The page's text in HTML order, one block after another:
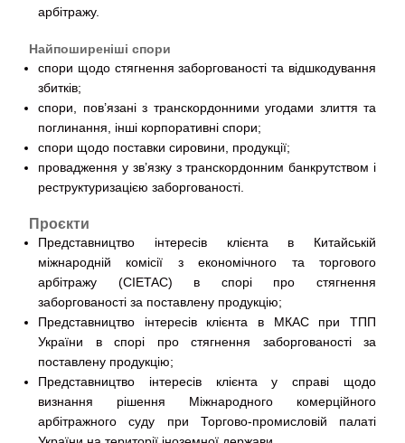
арбітражу.
Найпоширеніші спори
спори щодо стягнення заборгованості та відшкодування
збитків;
спори, пов’язані з транскордонними угодами злиття та
поглинання, інші корпоративні спори;
спори щодо поставки сировини, продукції;
провадження у зв’язку з транскордонним банкрутством і
реструктуризацією заборгованості.
Проєкти
Представництво інтересів клієнта в Китайській
міжнародній комісії з економічного та торгового
арбітражу (CIETAC) в спорі про стягнення
заборгованості за поставлену продукцію;
Представництво інтересів клієнта в МКАС при ТПП
України в спорі про стягнення заборгованості за
поставлену продукцію;
Представництво інтересів клієнта у справі щодо
визнання рішення Міжнародного комерційного
арбітражного суду при Торгово-промисловій палаті